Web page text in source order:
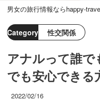
男女の旅行情報ならhappy-
Category 性交関係
アナルって誰で
でも安心できる
2022/02/16